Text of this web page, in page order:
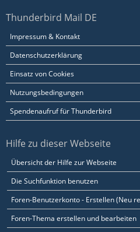
Thunderbird Mail DE
Impressum & Kontakt
Datenschutzerklärung
Einsatz von Cookies
Nutzungsbedingungen
Spendenaufruf für Thunderbird
Hilfe zu dieser Webseite
Übersicht der Hilfe zur Webseite
Die Suchfunktion benutzen
Foren-Benutzerkonto - Erstellen (Neu
Foren-Thema erstellen und bearbeiten